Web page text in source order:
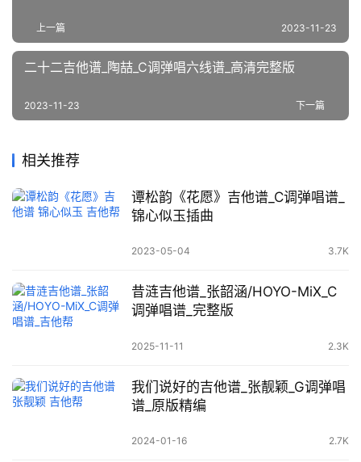
上一篇 2023-11-23
二十二吉他谱_陶喆_C调弹唱六线谱_高清完整版
下一篇
2023-11-23
相关推荐
谭松韵《花愿》吉他谱_C调弹唱谱_
锦心似玉插曲
2023-05-04 3.7K
昔涟吉他谱_张韶涵/HOYO-MiX_C
调弹唱谱_完整版
2025-11-11 2.3K
我们说好的吉他谱_张靓颖_G调弹唱
谱_原版精编
2024-01-16 2.7K